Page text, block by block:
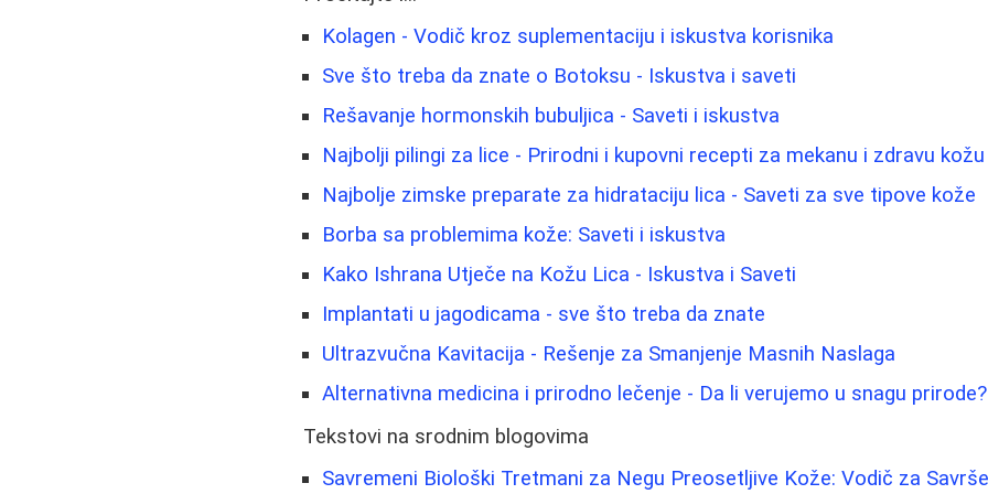
Kolagen - Vodič kroz suplementaciju i iskustva korisnika
Sve što treba da znate o Botoksu - Iskustva i saveti
Rešavanje hormonskih bubuljica - Saveti i iskustva
Najbolji pilingi za lice - Prirodni i kupovni recepti za mekanu i zdravu kožu
Najbolje zimske preparate za hidrataciju lica - Saveti za sve tipove kože
Borba sa problemima kože: Saveti i iskustva
Kako Ishrana Utječe na Kožu Lica - Iskustva i Saveti
Implantati u jagodicama - sve što treba da znate
Ultrazvučna Kavitacija - Rešenje za Smanjenje Masnih Naslaga
Alternativna medicina i prirodno lečenje - Da li verujemo u snagu prirode?
Tekstovi na srodnim blogovima
Savremeni Biološki Tretmani za Negu Preosetljive Kože: Vodič za